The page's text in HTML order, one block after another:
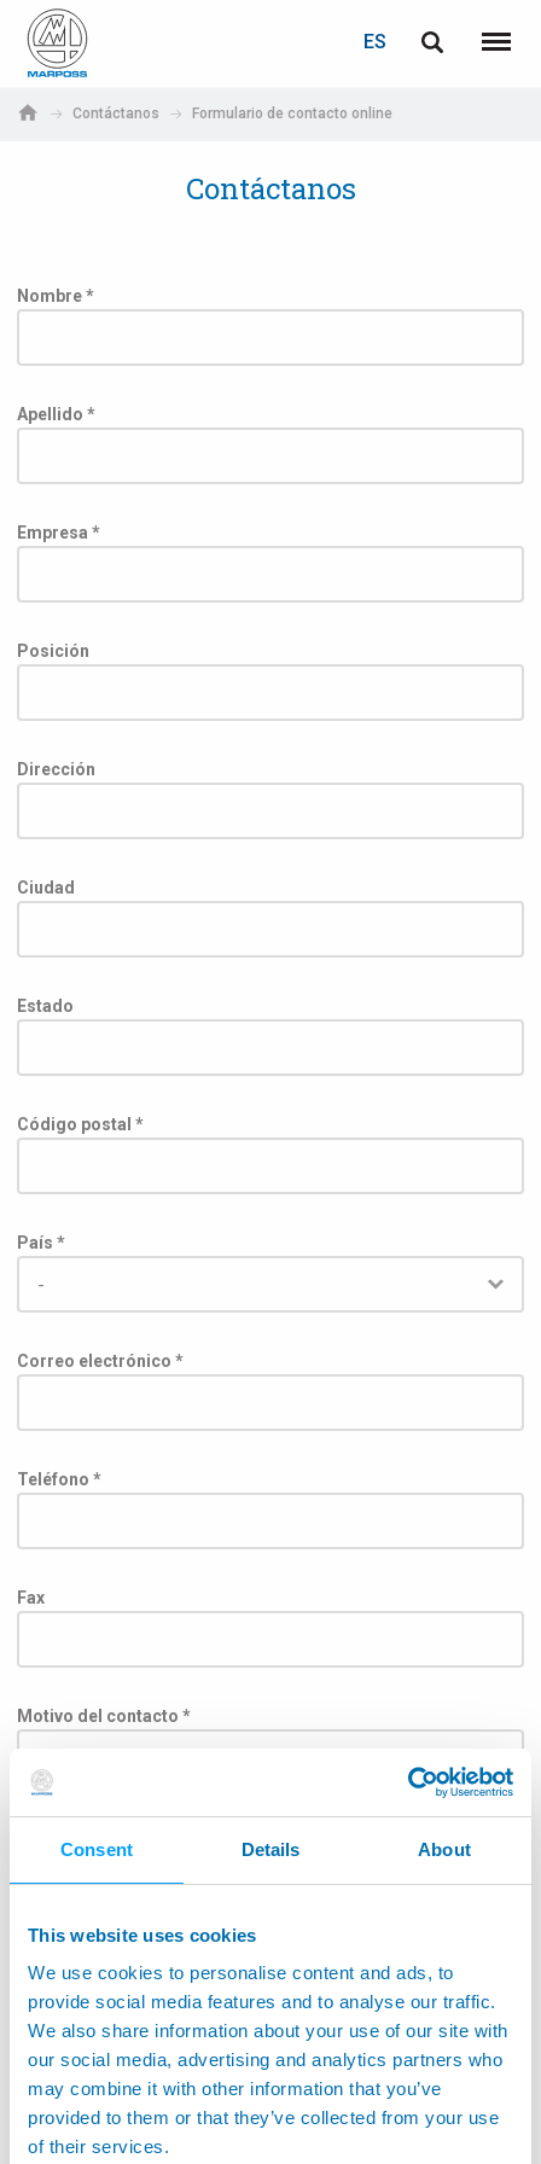
Consent Details About
This website uses cookies
We use cookies to personalise content and ads, to
provide social media features and to analyse our traffic.
We also share information about your use of our site with
our social media, advertising and analytics partners who
may combine it with other information that you’ve
provided to them or that they’ve collected from your use
of their services.
S.p.A.
ES
Menú
Contáctanos Formulario de contacto online
Contáctanos
Nombre *
Apellido *
Empresa *
Posición
Dirección
Ciudad
Estado
Código postal *
País *
Correo electrónico *
Teléfono *
Fax
Motivo del contacto *
Para entregar el mensaje a la división correspondiente,
seleccione a continuación el campo de aplicación.: *
Aplicación para máquinas herramientas
Máquinas herramienta de seguimiento
Deutsch
ACCEDER
Si aún no está registrado, puede hacerlo ahora: ¡es gratis!